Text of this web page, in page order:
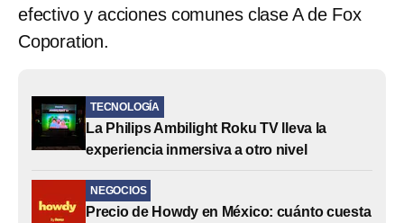
efectivo y acciones comunes clase A de Fox
Coporation.
TECNOLOGÍA
La Philips Ambilight Roku TV lleva la
experiencia inmersiva a otro nivel
NEGOCIOS
Precio de Howdy en México: cuánto cuesta